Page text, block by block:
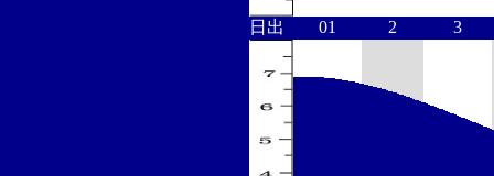
日出 01 2 3